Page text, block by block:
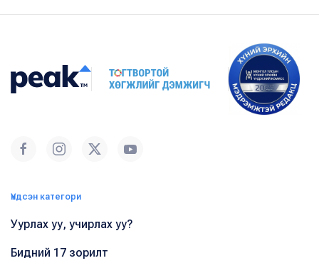
Үндсэн категори
Уурлах уу, учирлах уу?
Бидний 17 зорилт